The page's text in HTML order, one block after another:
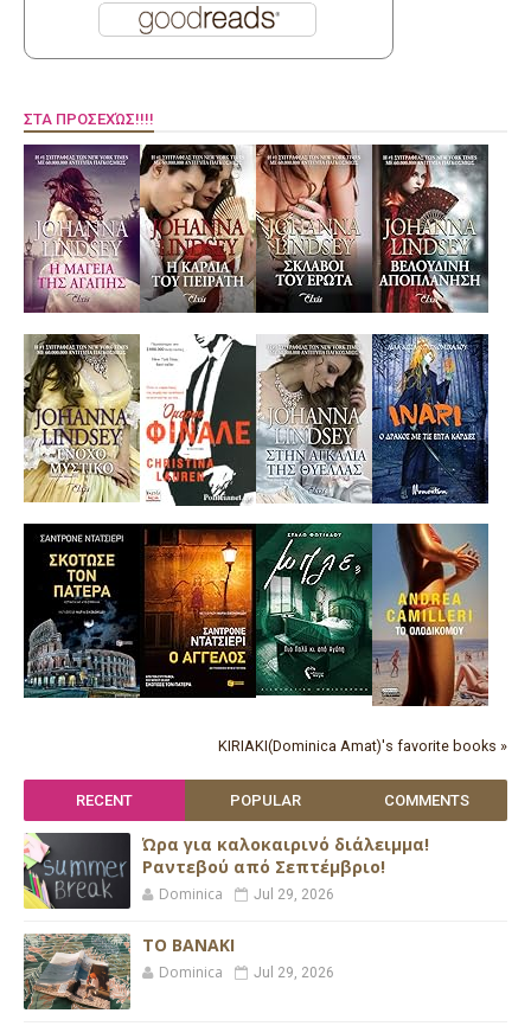
ΣΤΑ ΠΡΟΣΕΧΏΣ!!!!
KIRIAKI(Dominica Amat)'s favorite books »
RECENT POPULAR COMMENTS
Ώρα για καλοκαιρινό διάλειμμα!
Ραντεβού από Σεπτέμβριο!
Dominica Jul 29, 2026
ΤΟ ΒΑΝΑΚΙ
Dominica Jul 29, 2026